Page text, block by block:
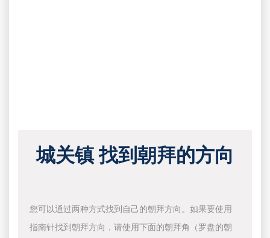
城关镇 找到朝拜的方向
您可以通过两种方式找到自己的朝拜方向。如果要使用
指南针找到朝拜方向，请使用下面的朝拜角（罗盘的朝